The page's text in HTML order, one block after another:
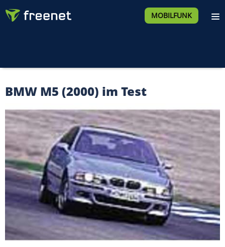
MOBILFUNK
BMW M5 (2000) im Test